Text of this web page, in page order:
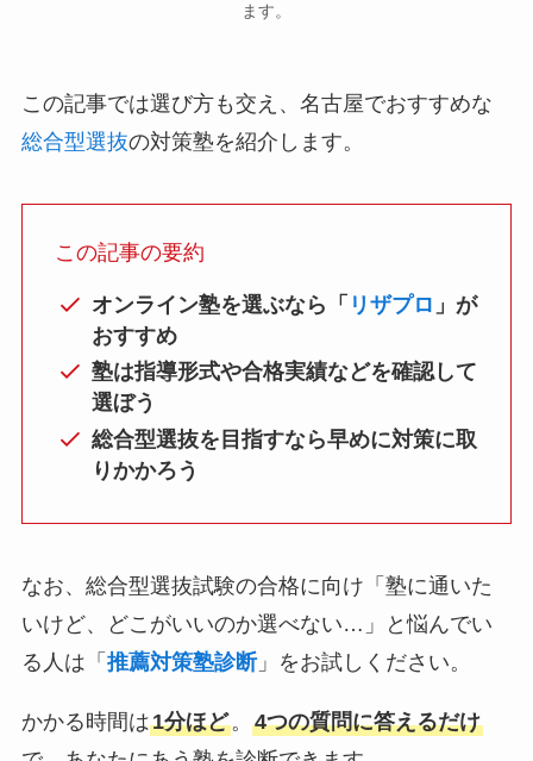
ます。
この記事では選び方も交え、名古屋でおすすめな
総合型選抜の対策塾を紹介します。
この記事の要約
オンライン塾を選ぶなら「 リザプロ 」が
おすすめ
塾は指導形式や合格実績などを確認して
選ぼう
総合型選抜を目指すなら早めに対策に取
りかかろう
なお、総合型選抜試験の合格に向け「塾に通いた
いけど、どこがいいのか選べない…」と悩んでい
る人は「 推薦対策塾診断」をお試しください。
かかる時間は1分ほど。 4つの質問に答えるだけ